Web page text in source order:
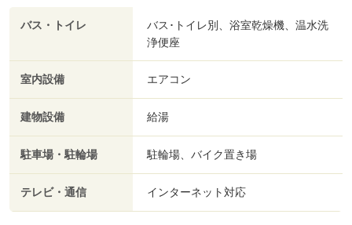
バス・トイレ
バス･トイレ別、浴室乾燥機、温水洗
浄便座
室内設備 エアコン
建物設備 給湯
駐車場・駐輪場 駐輪場、バイク置き場
テレビ・通信 インターネット対応